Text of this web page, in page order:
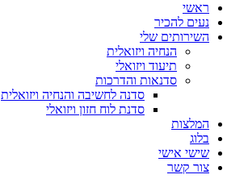
ראשי
נעים להכיר
השירותים שלי
הנחיה ויזואלית
תיעוד ויזואלי
סדנאות והדרכות
סדנה לחשיבה והנחיה ויזואלית
סדנת לוח חזון ויזואלי
המלצות
בלוג
שישי אישי
צור קשר